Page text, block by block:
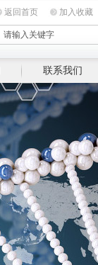
返回首页 加入收藏
联系我们